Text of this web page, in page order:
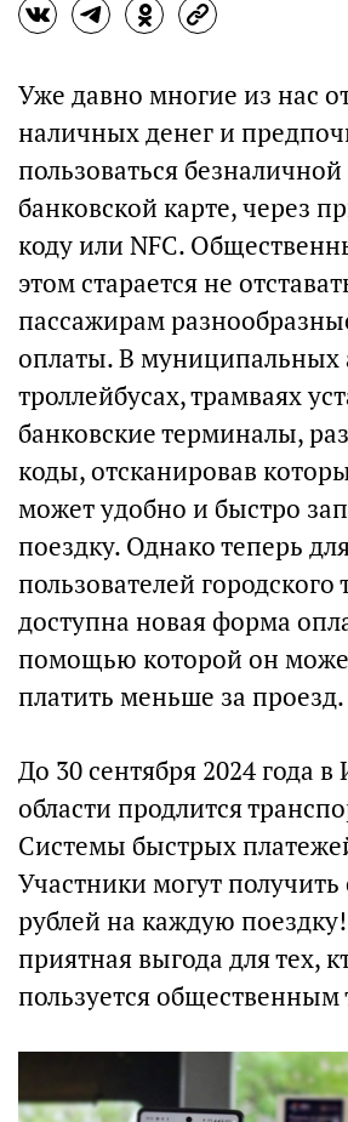
Уже давно многие из нас
наличных денег и
пользоваться
банковской карте, через
коду или NFC.
этом старается не
пассажирам
оплаты. В муниципальных
троллейбусах, трамваях
банковские терминалы,
коды, отсканировав
может удобно и быстро
поездку. Однако теперь
пользователей городского
доступна новая форма
помощью которой он
платить меньше за проезд.
До 30 сентября 2024 года в
области продлится
Системы быстрых
Участники могут получить
рублей на каждую поездку!
приятная выгода для тех,
пользуется общественным